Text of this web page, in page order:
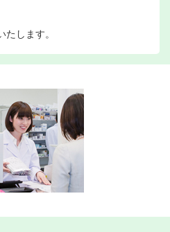
します。